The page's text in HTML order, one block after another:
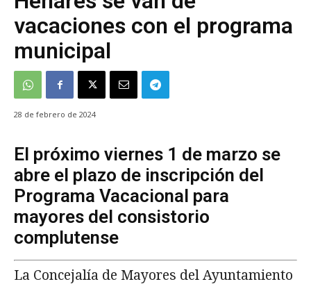
vacaciones con el programa
municipal
28 de febrero de 2024
El próximo viernes 1 de marzo se
abre el plazo de inscripción del
Programa Vacacional para
mayores del consistorio
complutense
La Concejalía de Mayores del Ayuntamiento